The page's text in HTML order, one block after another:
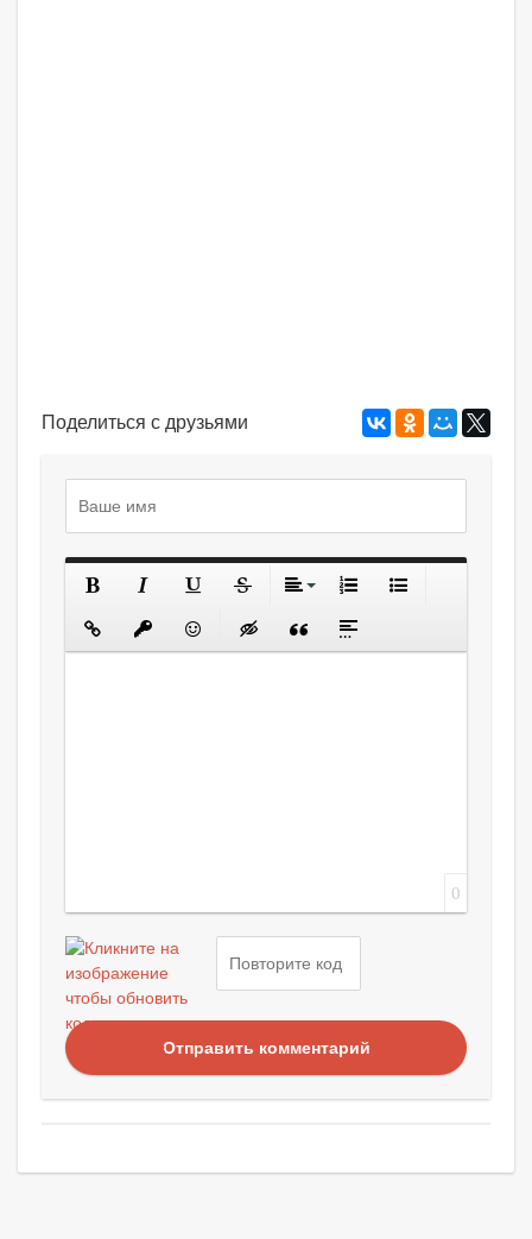
Поделиться с друзьями
0
Отправить комментарий